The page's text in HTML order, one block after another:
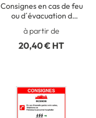
Consignes en cas de feu
ou d´évacuation d
300 x L 220 mm
Matière PVC 1 mm
à partir de
20,40 € HT